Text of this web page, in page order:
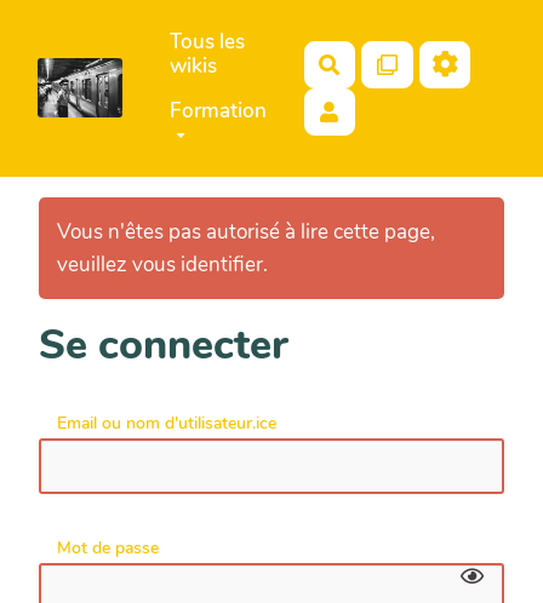
Aller au contenu principal
Tous les
wikis
Formation
Rechercher
Vous n'êtes pas autorisé à lire cette page,
veuillez vous identifier.
Se connecter
Email ou nom d'utilisateur.ice
Mot de passe